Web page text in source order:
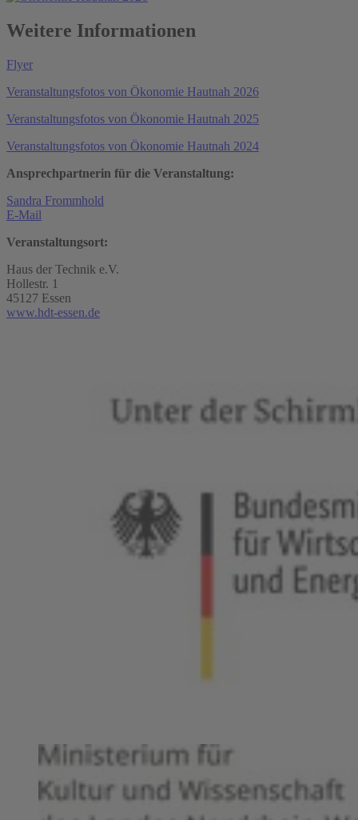
Weitere Informationen
Flyer
Veranstaltungsfotos von Ökonomie Hautnah 2026
Veranstaltungsfotos von Ökonomie Hautnah 2025
Veranstaltungsfotos von Ökonomie Hautnah 2024
Ansprechpartnerin für die Veranstaltung:
Sandra Frommhold
E-Mail
Veranstaltungsort:
Haus der Technik e.V.
Hollestr. 1
45127 Essen
www.hdt-essen.de